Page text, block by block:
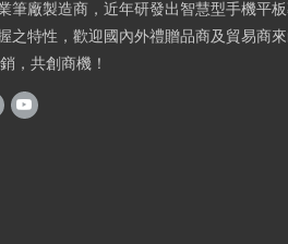
筆廠製造商，近年研發出智慧型手機平
之特性，歡迎國內外禮贈品商及貿易商來
，共創商機！